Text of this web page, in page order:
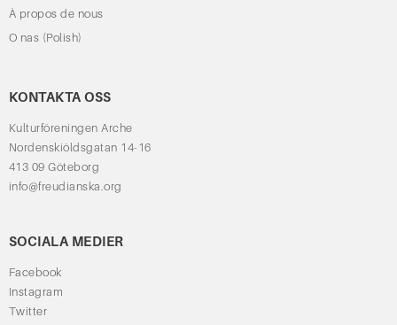
À propos de nous
O nas (Polish)
KONTAKTA OSS
Kulturföreningen Arche
Nordenskiöldsgatan 14-16
413 09 Göteborg
info@freudianska.org
SOCIALA MEDIER
Facebook
Instagram
Twitter